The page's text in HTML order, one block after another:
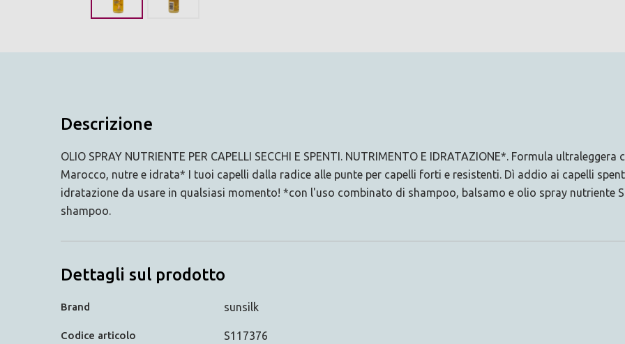
Descrizione
OLIO SPRAY NUTRIENTE PER CAPELLI SECCHI E SPENTI. NUTRIMENTO E IDRATAZIONE*. Formula
Marocco, nutre e idrata* I tuoi capelli dalla radice alle punte per capelli forti e resistenti. Dì addio ai capelli
idratazione da usare in qualsiasi momento! *con l'uso combinato di shampoo, balsamo e olio spray nutriente
shampoo.
Dettagli sul prodotto
Brand sunsilk
Codice articolo S117376